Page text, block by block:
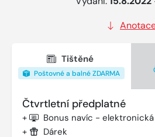
Tištěné
Poštovné a balné ZDARMA
Čtvrtletní předplatné
+ Bonus navíc -
+ Dárek